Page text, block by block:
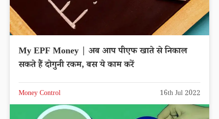
My EPF Money | अब आप पीएफ खाते से निकाल
सकते हैं दोगुनी रकम, बस ये काम करें
Money Control 16th Jul 2022